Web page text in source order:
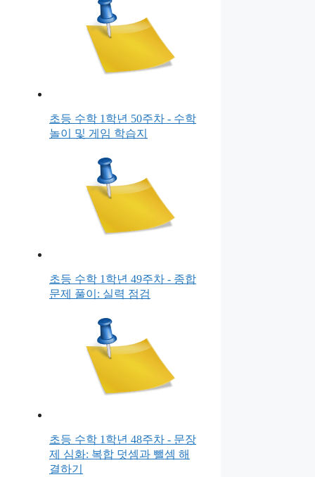
초등 수학 1학년 50주차 - 수학
놀이 및 게임 학습지
초등 수학 1학년 49주차 - 종합
문제 풀이: 실력 점검
초등 수학 1학년 48주차 - 문장
제 심화: 복합 덧셈과 뺄셈 해
결하기